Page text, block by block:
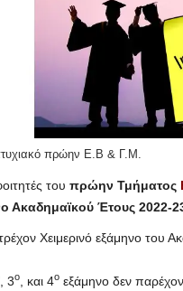
πρώην Ε.Β & Γ.Μ.
του πρώην Τμήματος
Ακαδημαϊκού Έτους 2022-
Χειμερινό εξάμηνο του
, 3ο , και 4ο εξάμηνο δεν